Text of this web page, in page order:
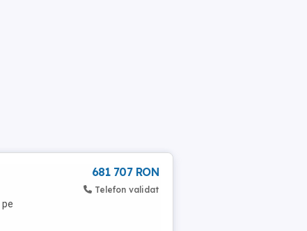
681 707 RON
Telefon validat